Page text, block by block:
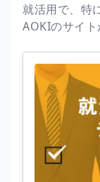
就活用で、特
AOKIのサイト